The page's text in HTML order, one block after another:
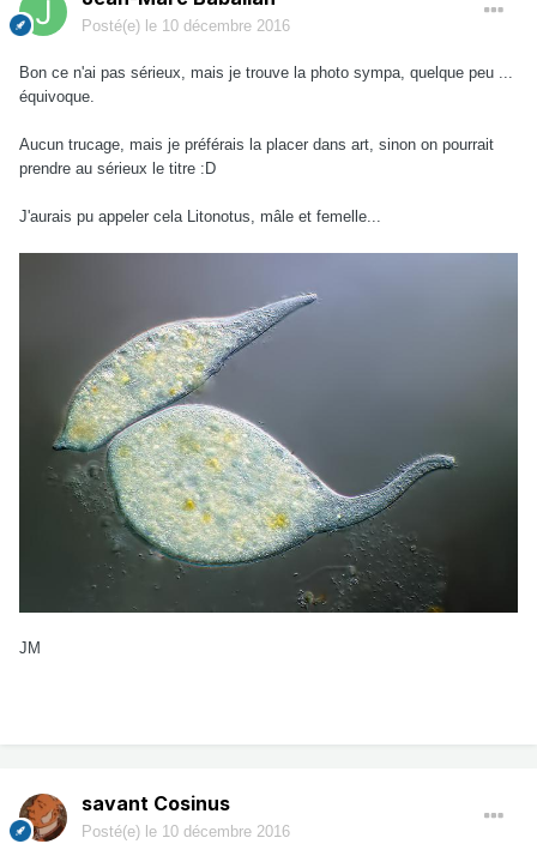
Posté(e) le 10 décembre 2016
Bon ce n'ai pas sérieux, mais je trouve la photo sympa, quelque peu ...
équivoque.
Aucun trucage, mais je préférais la placer dans art, sinon on pourrait
prendre au sérieux le titre :D
J'aurais pu appeler cela Litonotus, mâle et femelle...
JM
savant Cosinus
Posté(e) le 10 décembre 2016